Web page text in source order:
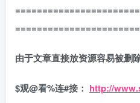
由于文章直接放资源容易被
$观@看%连#接： http://